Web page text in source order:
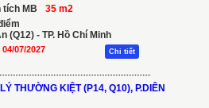
tích MB
35 m2
(Q12) - TP. Hồ Chí Minh
04/07/2027 Chi tiết
THƯỜNG KIỆT (P14, Q10), P.DIÊN